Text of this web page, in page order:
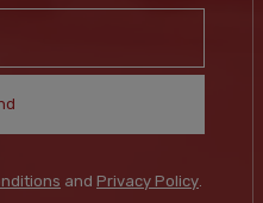
and Privacy Policy.